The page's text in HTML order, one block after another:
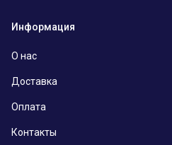
Информация
О нас
Доставка
Оплата
Контакты